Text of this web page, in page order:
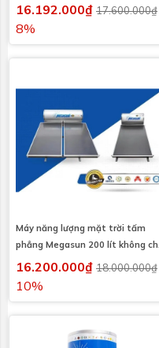
16.192.000₫ 17.600.000₫
8%
Máy năng lượng mặt trời tấm
phẳng Megasun 200 lít không
áp
16.200.000₫ 18.000.000₫
10%